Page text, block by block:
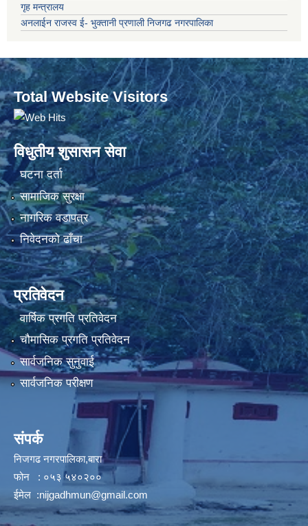
गृह मन्त्रालय
अनलाईन राजस्व ई- भुक्तानी प्रणाली निजगढ नगरपालिका
Total Website Visitors
विधुतीय शुसासन सेवा
घटना दर्ता
सामाजिक सुरक्षा
नागरिक वडापत्र
निवेदनको ढाँचा
प्रतिवेदन
वार्षिक प्रगति प्रतिवेदन
चौमासिक प्रगति प्रतिवेदन
सार्वजनिक सुनुवाई
सार्वजनिक परीक्षण
संपर्क
निजगढ नगरपालिका,बारा
फोन : ०५३ ५४०२००
ईमेल :nijgadhmun@gmail.com